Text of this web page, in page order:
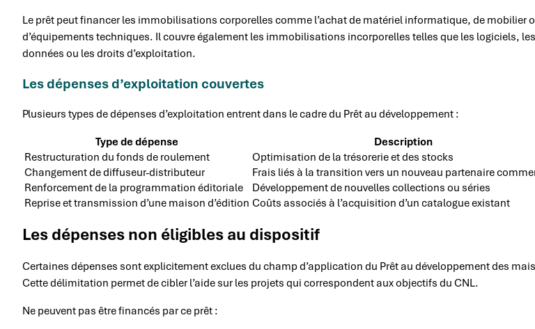
Le prêt peut financer les immobilisations corporelles comme l’achat de matériel informatique, de mobilier
d’équipements techniques. Il couvre également les immobilisations incorporelles telles que les logiciels,
données ou les droits d’exploitation.
Les dépenses d’exploitation couvertes
Plusieurs types de dépenses d’exploitation entrent dans le cadre du Prêt au développement :
Type de dépense
Description
Restructuration du fonds de roulement
Optimisation de la trésorerie et des stocks
Changement de diffuseur-distributeur
Frais liés à la transition vers un nouveau partenaire
Renforcement de la programmation éditoriale
Développement de nouvelles collections ou séries
Reprise et transmission d’une maison d’édition Coûts associés à l’acquisition d’un catalogue existant
Les dépenses non éligibles au dispositif
Certaines dépenses sont explicitement exclues du champ d’application du Prêt au développement des
Cette délimitation permet de cibler l’aide sur les projets qui correspondent aux objectifs du CNL.
Ne peuvent pas être financés par ce prêt :